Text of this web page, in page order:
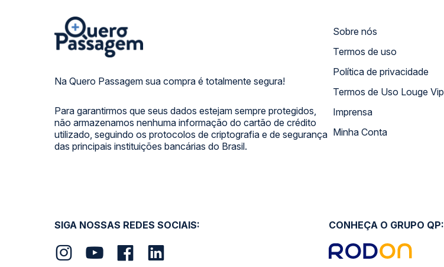
Na Quero Passagem sua compra é totalmente segura!
Para garantirmos que seus dados estejam sempre protegidos,
não armazenamos nenhuma informação do cartão de crédito
utilizado, seguindo os protocolos de criptografia e de segurança
das principais instituições bancárias do Brasil.
Sobre nós
Termos de uso
Política de privacidade
Termos de Uso Louge Vip
Imprensa
Minha Conta
SIGA NOSSAS REDES SOCIAIS: CONHEÇA O GRUPO QP: